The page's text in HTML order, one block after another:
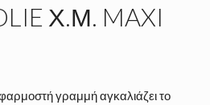
Χ.Μ. MAXI
γραμμή αγκαλιάζει το